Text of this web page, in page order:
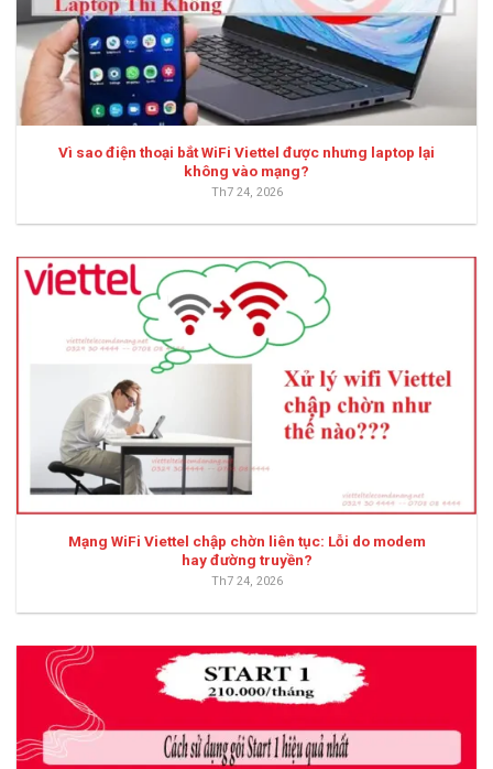
Vì sao điện thoại bắt WiFi Viettel được nhưng laptop lại
không vào mạng?
Th7 24, 2026
Mạng WiFi Viettel chập chờn liên tục: Lỗi do modem
hay đường truyền?
Th7 24, 2026